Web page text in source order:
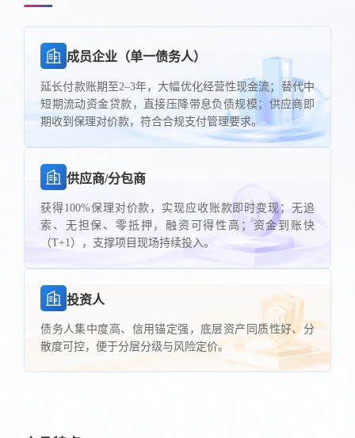
成员企业（单一债务人）
延长付款账期至2–3年，大幅优化经营性现金流；替代中
短期流动资金贷款，直接压降带息负债规模；供应商即
期收到保理对价款，符合合规支付管理要求。
供应商/分包商
获得100%保理对价款，实现应收账款即时变现；无追
索、无担保、零抵押，融资可得性高；资金到账快
（T+1），支撑项目现场持续投入。
投资人
债务人集中度高、信用锚定强，底层资产同质性好、分
散度可控，便于分层分级与风险定价。